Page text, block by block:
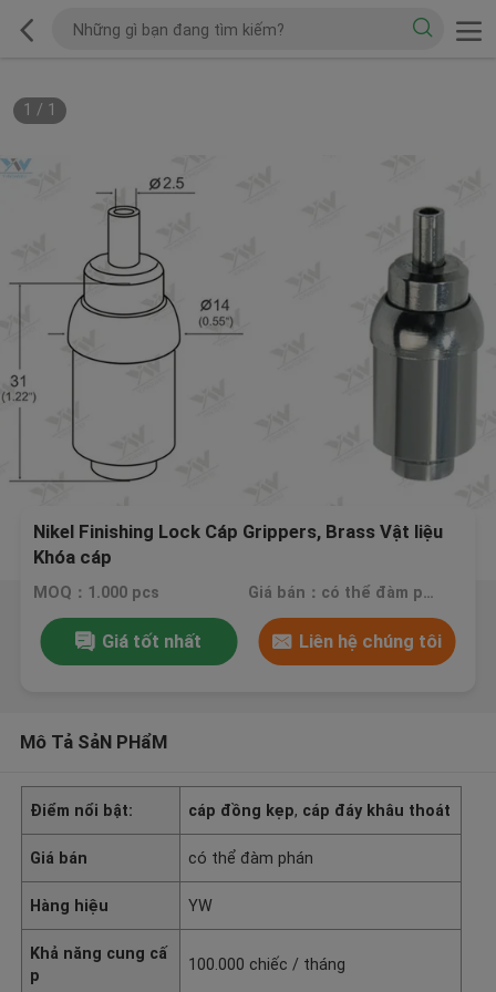
1 / 1
Nikel Finishing Lock Cáp Grippers, Brass Vật liệu
Khóa cáp
MOQ：1.000 pcs Giá bán：có thể đàm phán
Giá tốt nhất Liên hệ chúng tôi
Mô Tả SảN PHẩM
Điểm nổi bật: cáp đồng kẹp, cáp đáy khâu thoát
Giá bán có thể đàm phán
Hàng hiệu YW
Khả năng cung cấ
p
100.000 chiếc / tháng